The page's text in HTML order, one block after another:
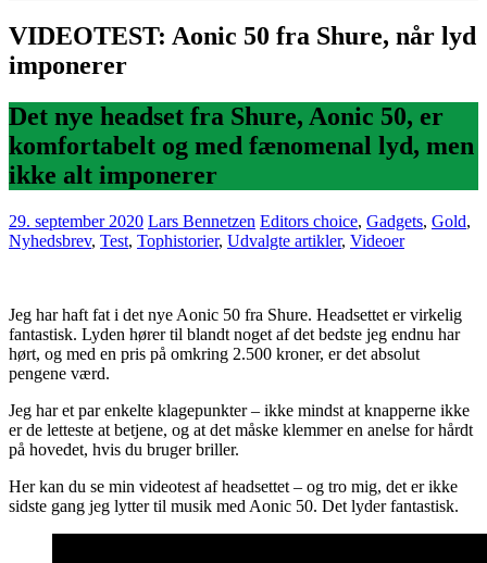
VIDEOTEST: Aonic 50 fra Shure, når lyd
imponerer
Det nye headset fra Shure, Aonic 50, er
komfortabelt og med fænomenal lyd, men
ikke alt imponerer
29. september 2020 Lars Bennetzen Editors choice, Gadgets, Gold,
Nyhedsbrev, Test, Tophistorier, Udvalgte artikler, Videoer
Jeg har haft fat i det nye Aonic 50 fra Shure. Headsettet er virkelig
fantastisk. Lyden hører til blandt noget af det bedste jeg endnu har
hørt, og med en pris på omkring 2.500 kroner, er det absolut
pengene værd.
Jeg har et par enkelte klagepunkter – ikke mindst at knapperne ikke
er de letteste at betjene, og at det måske klemmer en anelse for hårdt
på hovedet, hvis du bruger briller.
Her kan du se min videotest af headsettet – og tro mig, det er ikke
sidste gang jeg lytter til musik med Aonic 50. Det lyder fantastisk.